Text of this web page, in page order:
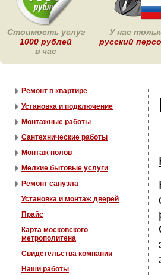
Стоимость услуг
1000 рублей
в час
У нас
русский
Ремонт в квартире
Установка и подключение
Монтажные работы
Сантехнические работы
Монтаж полов
Мелкие бытовые услуги
Ремонт санузла
Установка и монтаж дверей
Прайс
Карта московского
метрополитена
Свидетельства компании
Наши работы